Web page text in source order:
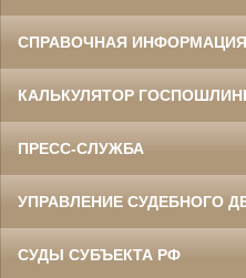
СПРАВОЧНАЯ ИНФОРМАЦИЯ
КАЛЬКУЛЯТОР
ПРЕСС-СЛУЖБА
УПРАВЛЕНИЕ СУДЕБНОГО
СУДЫ СУБЪЕКТА РФ